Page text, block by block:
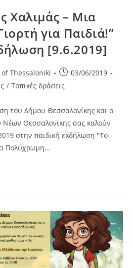
Χαλιμάς – Μια
για Παιδιά!”
[9.6.2019]
of Thessaloniki
Post
published:
03/06/2019
/ Τοπικές δράσεις
του Δήμου Θεσσαλονίκης και ο
Νέων Θεσσαλονίκης σας καλούν
στην παιδική εκδήλωση "Το
Πολύχρωμη…